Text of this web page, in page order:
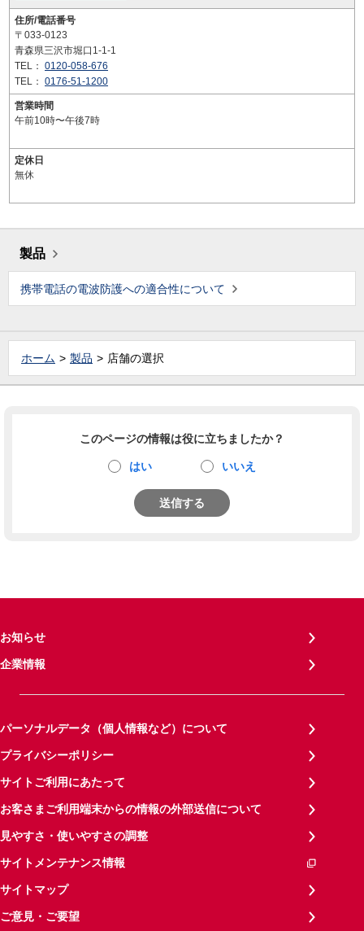
住所/電話番号
〒033-0123
青森県三沢市堀口1-1-1
TEL： 0120-058-676
TEL： 0176-51-1200
営業時間
午前10時〜午後7時
定休日
無休
製品
携帯電話の電波防護への適合性について
ホーム 製品 店舗の選択
このページの情報は役に立ちましたか？
はい いいえ
送信する
お知らせ
企業情報
パーソナルデータ（個人情報など）について
プライバシーポリシー
サイトご利用にあたって
お客さまご利用端末からの情報の外部送信について
見やすさ・使いやすさの調整
サイトメンテナンス情報
サイトマップ
ご意見・ご要望